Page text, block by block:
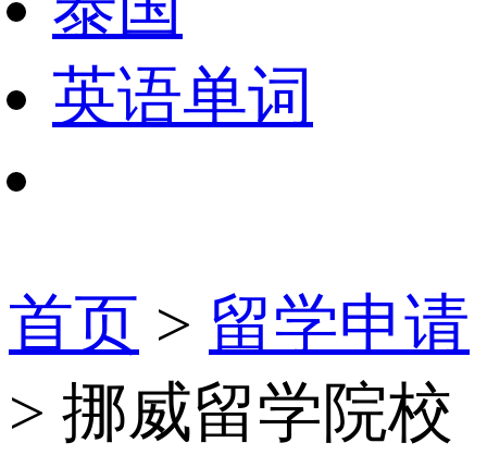
英语单词
首页 > 留学申请
> 挪威留学院校